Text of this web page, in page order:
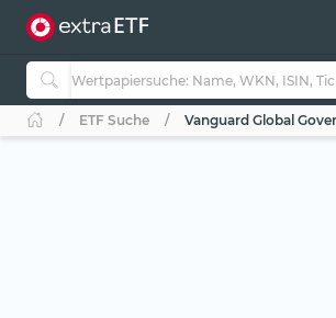
ETF Suche Vanguard Global